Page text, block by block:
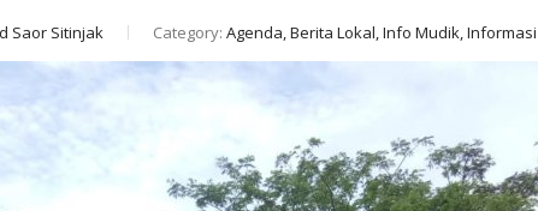
Saor Sitinjak Category: Agenda, Berita Lokal, Info Mudik, Informasi